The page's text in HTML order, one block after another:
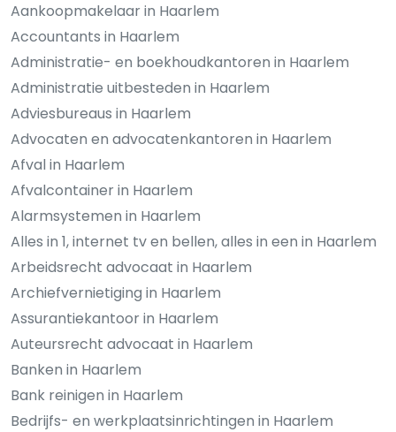
Aankoopmakelaar in Haarlem
Accountants in Haarlem
Administratie- en boekhoudkantoren in Haarlem
Administratie uitbesteden in Haarlem
Adviesbureaus in Haarlem
Advocaten en advocatenkantoren in Haarlem
Afval in Haarlem
Afvalcontainer in Haarlem
Alarmsystemen in Haarlem
Alles in 1, internet tv en bellen, alles in een in Haarlem
Arbeidsrecht advocaat in Haarlem
Archiefvernietiging in Haarlem
Assurantiekantoor in Haarlem
Auteursrecht advocaat in Haarlem
Banken in Haarlem
Bank reinigen in Haarlem
Bedrijfs- en werkplaatsinrichtingen in Haarlem